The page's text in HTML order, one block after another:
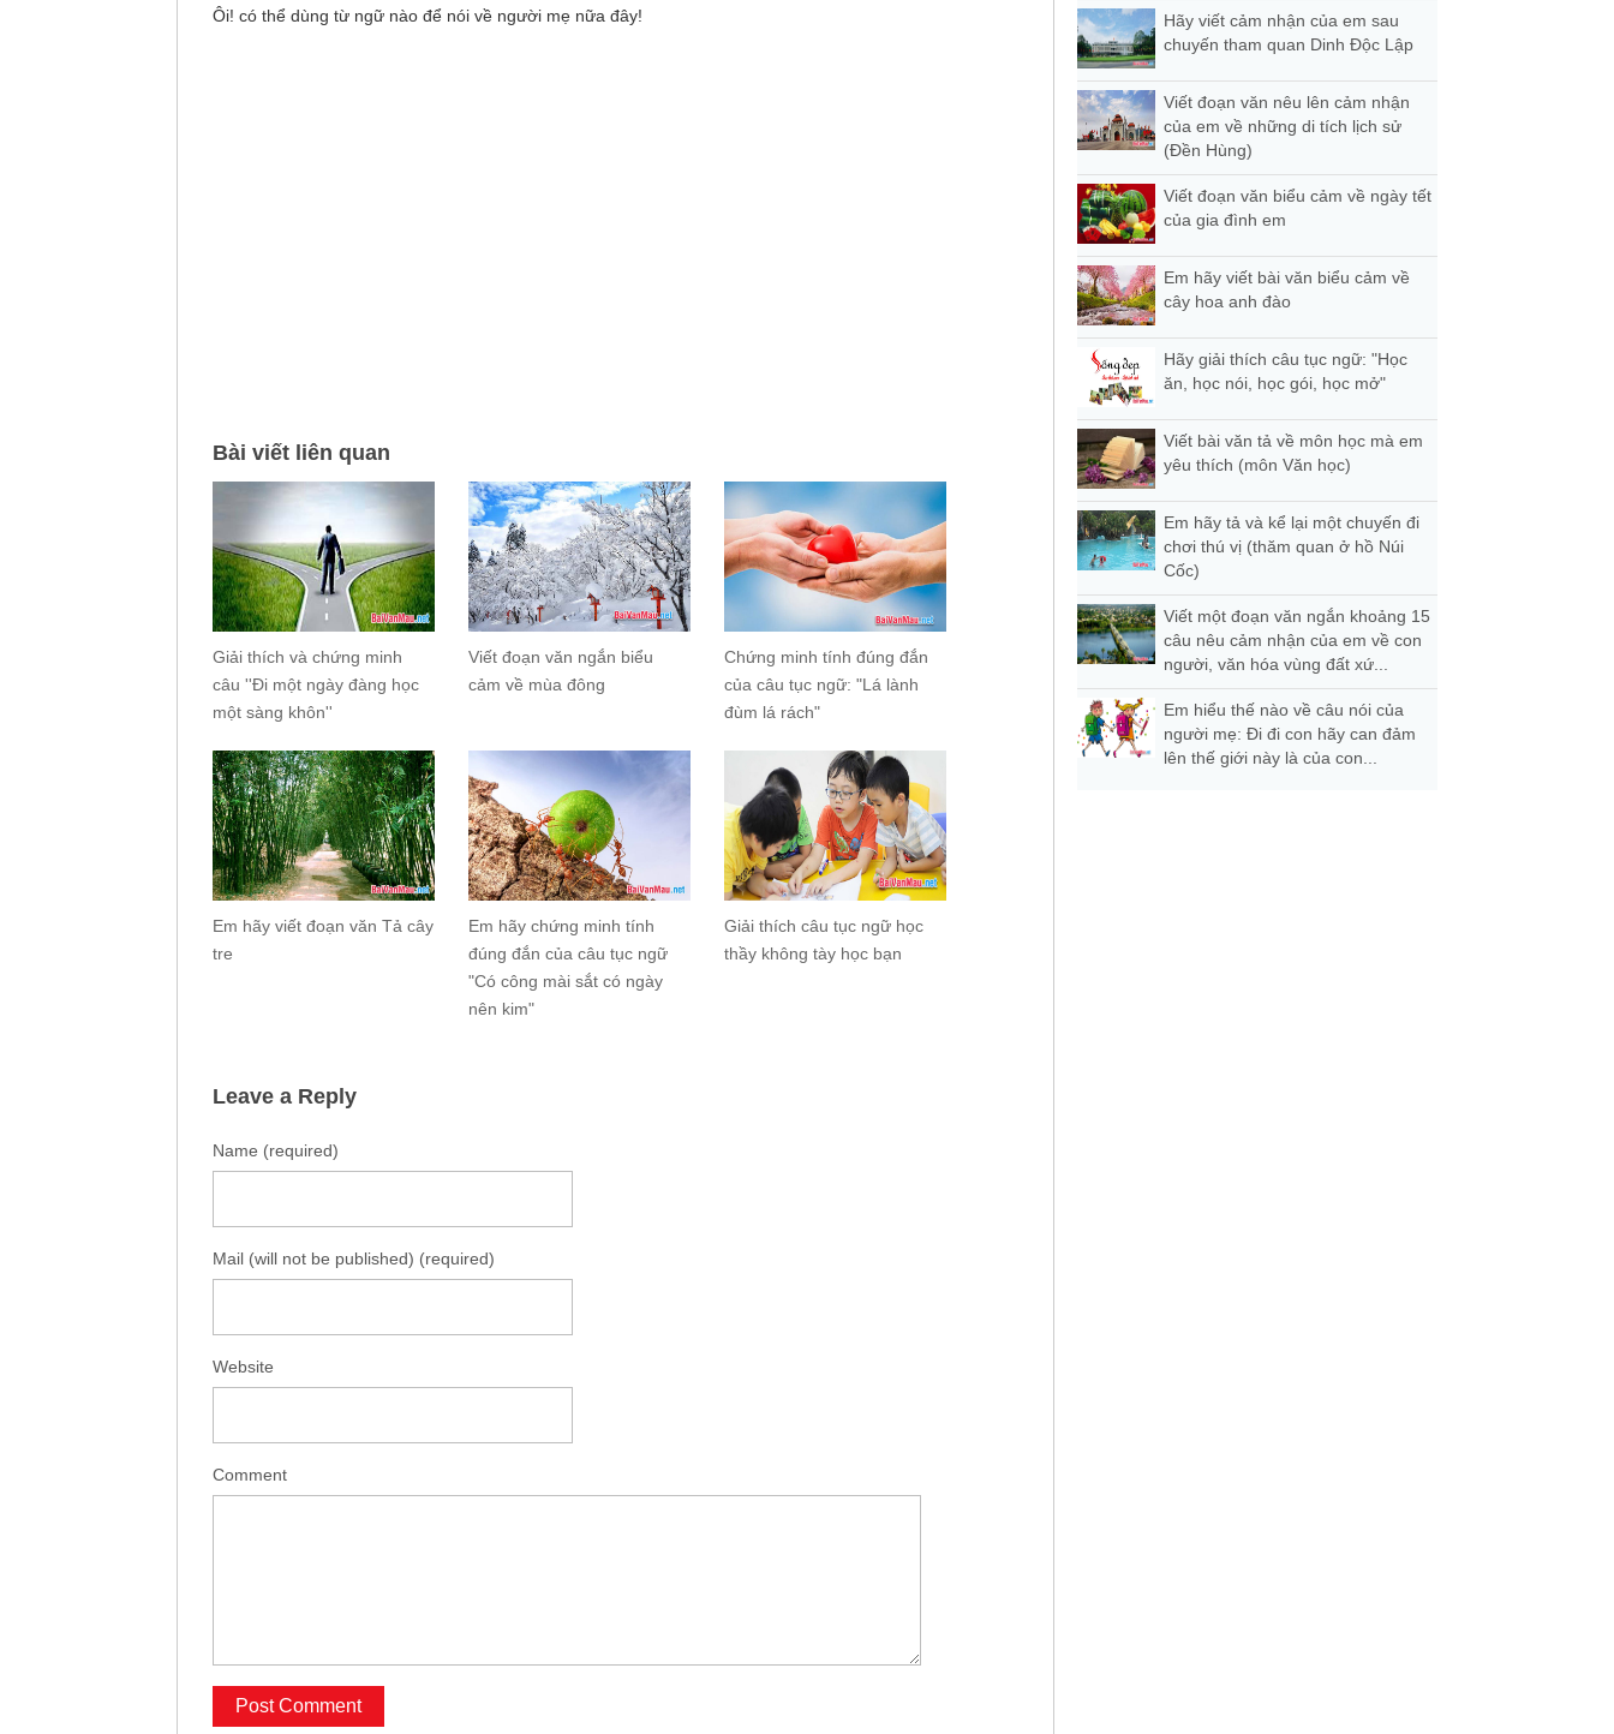
Ôi! có thể dùng từ ngữ nào để nói về người mẹ nữa đây!
Bài viết liên quan
Giải thích và chứng minh
câu ''Đi một ngày đàng học
một sàng khôn''
Viết đoạn văn ngắn biểu
cảm về mùa đông
Chứng minh tính đúng đắn
của câu tục ngữ: "Lá lành
đùm lá rách"
Em hãy viết đoạn văn Tả cây
tre
Em hãy chứng minh tính
đúng đắn của câu tục ngữ
"Có công mài sắt có ngày
nên kim"
Giải thích câu tục ngữ học
thầy không tày học bạn
Leave a Reply
Name (required)
Mail (will not be published) (required)
Website
Comment
Hãy viết cảm nhận của em sau
chuyến tham quan Dinh Độc Lập
Viết đoạn văn nêu lên cảm nhận
của em về những di tích lịch sử
(Đền Hùng)
Viết đoạn văn biểu cảm về ngày tết
của gia đình em
Em hãy viết bài văn biểu cảm về
cây hoa anh đào
Hãy giải thích câu tục ngữ: "Học
ăn, học nói, học gói, học mở"
Viết bài văn tả về môn học mà em
yêu thích (môn Văn học)
Em hãy tả và kể lại một chuyến đi
chơi thú vị (thăm quan ở hồ Núi
Cốc)
Viết một đoạn văn ngắn khoảng 15
câu nêu cảm nhận của em về con
người, văn hóa vùng đất xứ...
Em hiểu thế nào về câu nói của
người mẹ: Đi đi con hãy can đảm
lên thế giới này là của con...